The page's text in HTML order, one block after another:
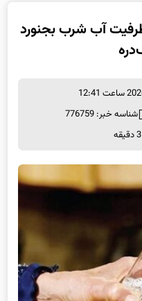
به ظرفیت آب شرب بجنورد
شناسه خبر: 776759